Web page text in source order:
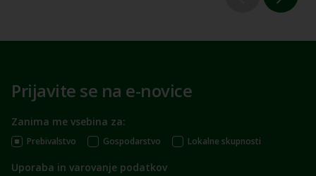
Prijavite se na e-novice
Zanima me vsebina za:
Prebivalstvo Gospodarstvo Lokalne skupnosti
Uporaba in varovanje podatkov